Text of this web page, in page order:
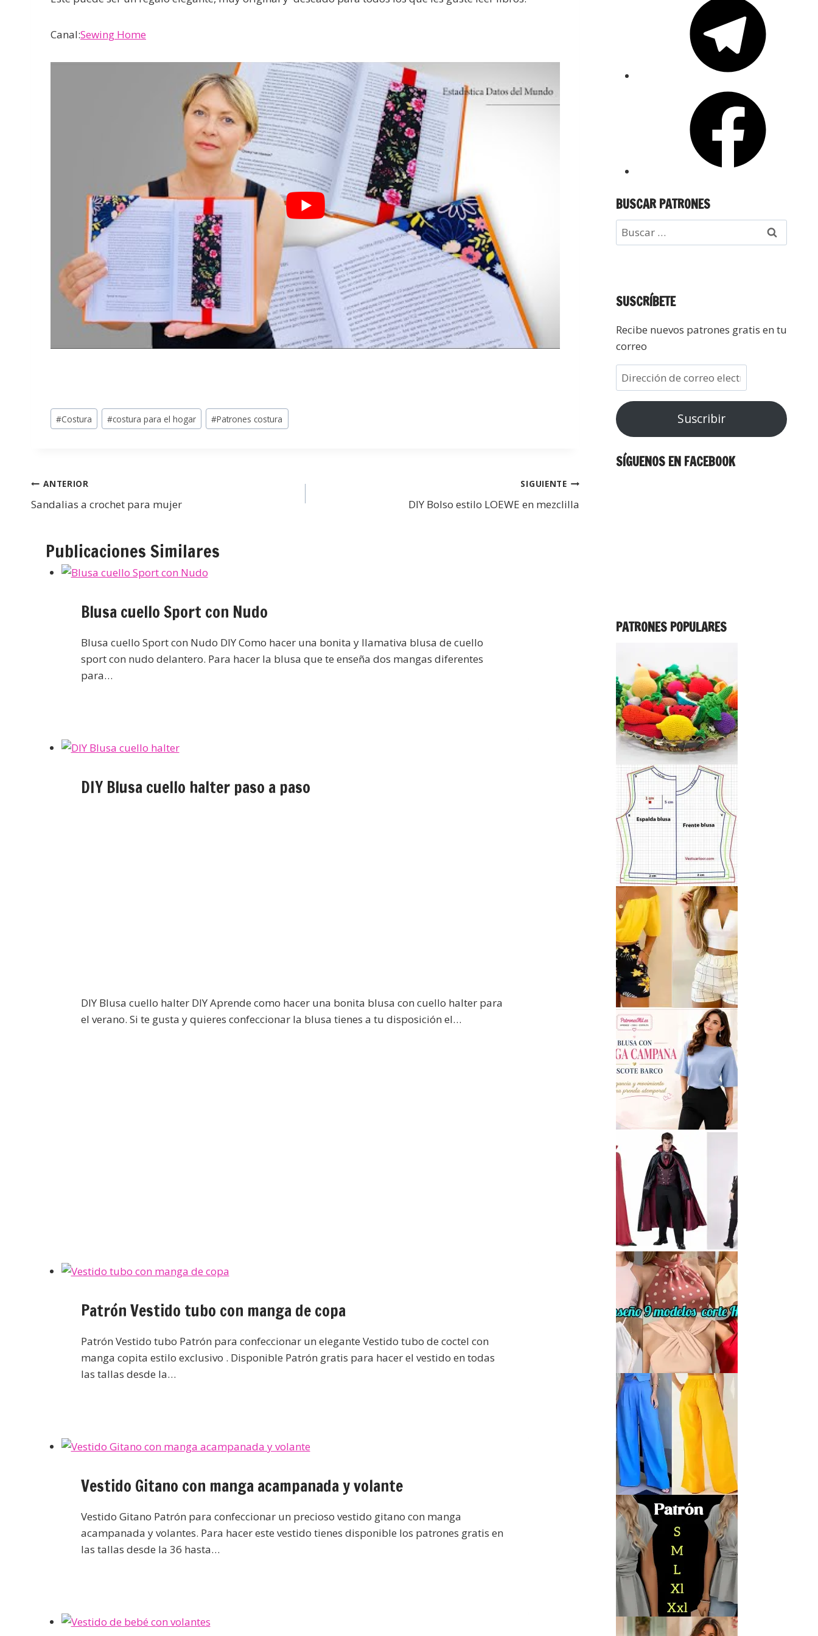
Canal:Sewing Home
#Costura #costura para el hogar #Patrones costura
ANTERIOR
Sandalias a crochet para mujer
SIGUIENTE
DIY Bolso estilo LOEWE en mezclilla
Publicaciones Similares
Blusa cuello Sport con Nudo
Blusa cuello Sport con Nudo DIY Como hacer una bonita y llamativa blusa de cuello
sport con nudo delantero. Para hacer la blusa que te enseña dos mangas diferentes
para…
DIY Blusa cuello halter paso a paso
DIY Blusa cuello halter DIY Aprende como hacer una bonita blusa con cuello halter para
el verano. Si te gusta y quieres confeccionar la blusa tienes a tu disposición el…
Patrón Vestido tubo con manga de copa
Patrón Vestido tubo Patrón para confeccionar un elegante Vestido tubo de coctel con
manga copita estilo exclusivo . Disponible Patrón gratis para hacer el vestido en todas
las tallas desde la…
Vestido Gitano con manga acampanada y volante
Vestido Gitano Patrón para confeccionar un precioso vestido gitano con manga
acampanada y volantes. Para hacer este vestido tienes disponible los patrones gratis en
las tallas desde la 36 hasta…
BUSCAR PATRONES
SUSCRÍBETE
Recibe nuevos patrones gratis en tu
correo
Suscribir
SÍGUENOS EN FACEBOOK
PATRONES POPULARES